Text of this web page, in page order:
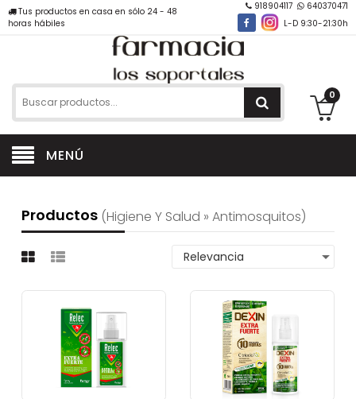
Tus productos en casa en sólo 24 - 48
horas hábiles
918904117
640370471
L-D 9:30-21:30h
0
MENÚ
Productos (higiene Y Salud » Antimosquitos)